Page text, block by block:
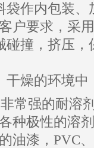
袋作内包装
户要求，采
碰撞，挤压
干燥的环境中
非常强的耐溶
种极性的溶
油漆， PVC、